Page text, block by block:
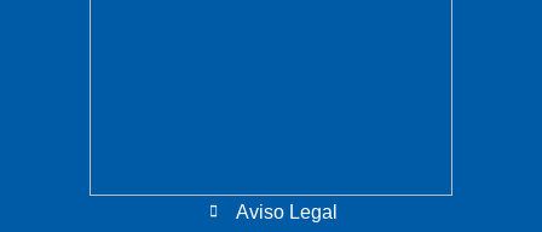
Aviso Legal